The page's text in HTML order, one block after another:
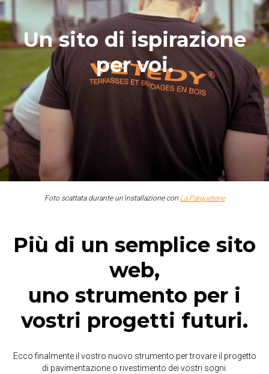
Un sito di ispirazione
per voi.
Foto scattata durante un’installazione con La Parqueterie
Più di un semplice sito
web,
uno strumento per i
vostri progetti futuri.
Ecco finalmente il vostro nuovo strumento per trovare il progetto
di pavimentazione o rivestimento dei vostri sogni.